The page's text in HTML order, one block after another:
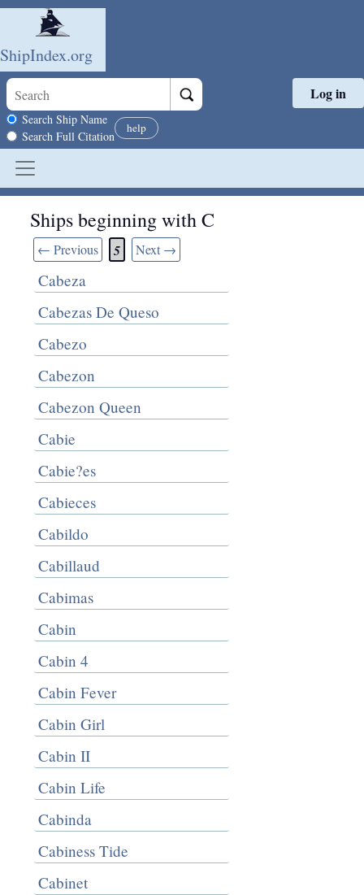
Skip to main content
ShipIndex.org
Search scope
Search Ship Name
Search Full Citation
help
Log in
Ships beginning with C
← Previous 5 Next →
Cabeza
Cabezas De Queso
Cabezo
Cabezon
Cabezon Queen
Cabie
Cabie?es
Cabieces
Cabildo
Cabillaud
Cabimas
Cabin
Cabin 4
Cabin Fever
Cabin Girl
Cabin II
Cabin Life
Cabinda
Cabiness Tide
Cabinet